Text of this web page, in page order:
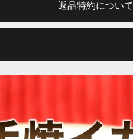
返品特約について